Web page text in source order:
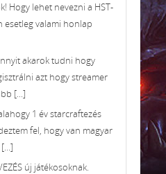
Hogy lehet nevezni a HST-
esetleg valami honlap
akarok tudni hogy
azt hogy streamer
[...]
1 év starcraftezés
fel, hogy van magyar
új játékosoknak.